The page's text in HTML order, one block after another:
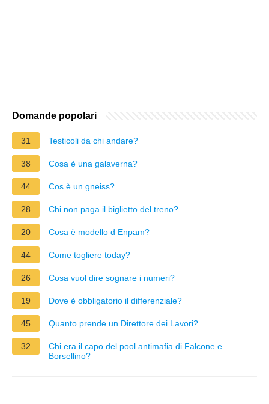
Domande popolari
31 Testicoli da chi andare?
38 Cosa è una galaverna?
44 Cos è un gneiss?
28 Chi non paga il biglietto del treno?
20 Cosa è modello d Enpam?
44 Come togliere today?
26 Cosa vuol dire sognare i numeri?
19 Dove è obbligatorio il differenziale?
45 Quanto prende un Direttore dei Lavori?
32
Chi era il capo del pool antimafia di Falcone e
Borsellino?